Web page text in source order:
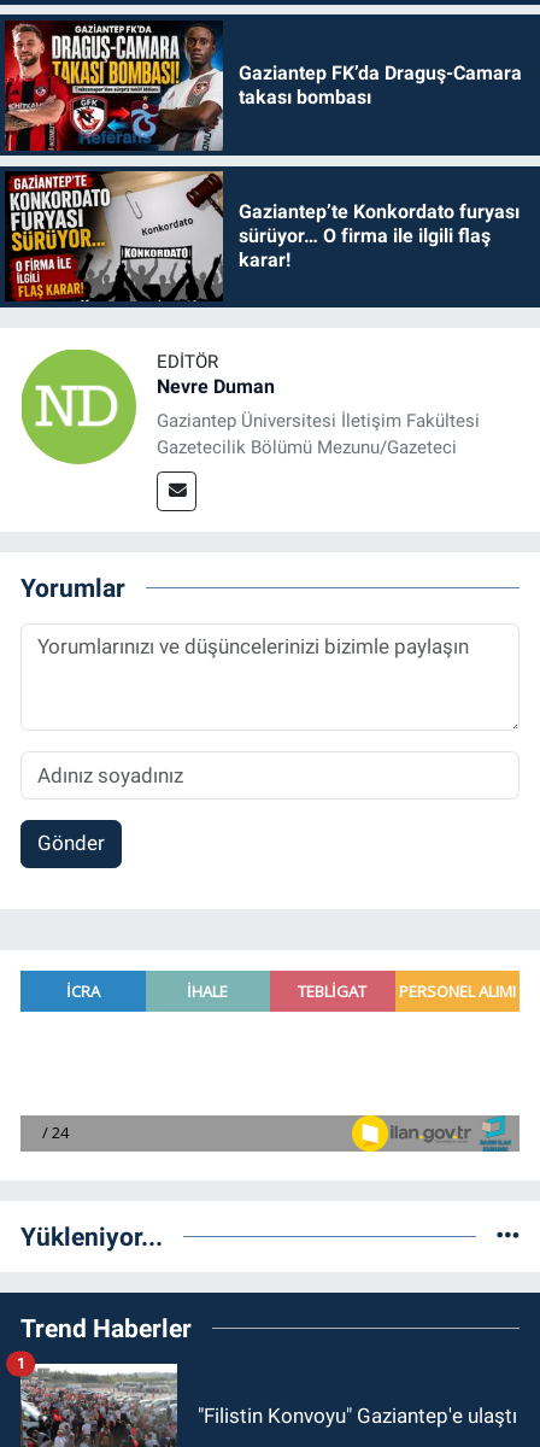
Gaziantep FK’da Draguş-Camara
takası bombası
Gaziantep’te Konkordato furyası
sürüyor… O firma ile ilgili flaş
karar!
EDITÖR
Nevre Duman
Gaziantep Üniversitesi İletişim Fakültesi
Gazetecilik Bölümü Mezunu/Gazeteci
Yorumlar
Gönder
Yükleniyor...
Trend Haberler
"Filistin Konvoyu" Gaziantep'e ulaştı
1